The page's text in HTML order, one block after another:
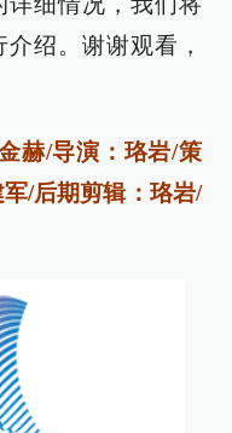
绍。谢谢观看，
赫/导演：珞岩/策
/后期剪辑：珞岩/